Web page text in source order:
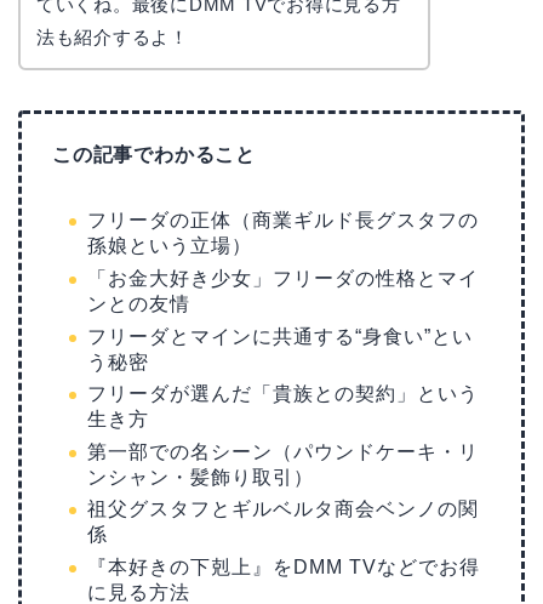
法も紹介するよ！
この記事でわかること
フリーダの正体（商業ギルド長グスタフの
孫娘という立場）
「お金大好き少女」フリーダの性格とマイ
ンとの友情
フリーダとマインに共通する“身食い”とい
う秘密
フリーダが選んだ「貴族との契約」という
生き方
第一部での名シーン（パウンドケーキ・リ
ンシャン・髪飾り取引）
祖父グスタフとギルベルタ商会ベンノの関
係
『本好きの下剋上』をDMM TVなどでお得
に見る方法